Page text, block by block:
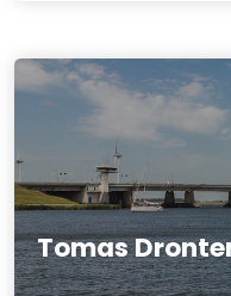
Tomas